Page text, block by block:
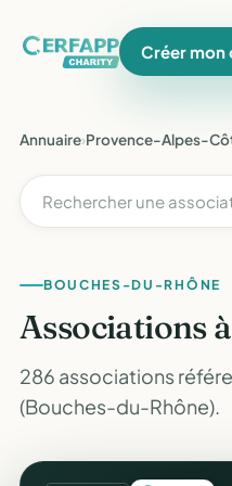
Créer mon
Annuaire›Provence-Alpes-
BOUCHES-DU-RHÔNE
Associations à
286 associations
(Bouches-du-Rhône).